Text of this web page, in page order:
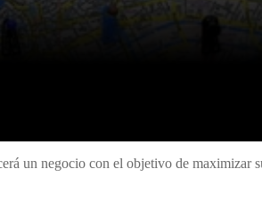
un negocio con el objetivo de maximizar